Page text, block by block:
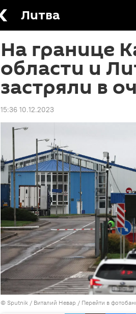
Литва
На границе
области и
застряли в
15:36 10.12.2023
© Sputnik / Виталий Невар / Перейти в